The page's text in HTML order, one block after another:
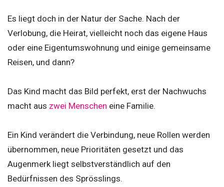
Es liegt doch in der Natur der Sache. Nach der
Verlobung, die Heirat, vielleicht noch das eigene Haus
oder eine Eigentumswohnung und einige gemeinsame
Reisen, und dann?
Das Kind macht das Bild perfekt, erst der Nachwuchs
macht aus zwei Menschen eine Familie.
Ein Kind verändert die Verbindung, neue Rollen werden
übernommen, neue Prioritäten gesetzt und das
Augenmerk liegt selbstverständlich auf den
Bedürfnissen des Sprösslings.